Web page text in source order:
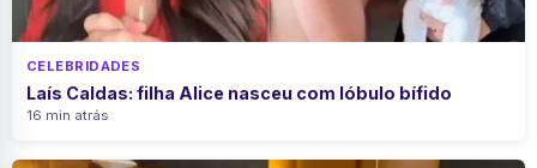
CELEBRIDADES
Laís Caldas: filha Alice nasceu com lóbulo bífido
16 min atrás